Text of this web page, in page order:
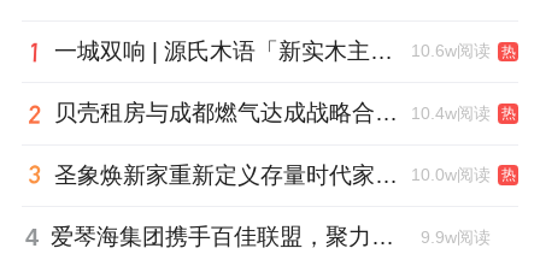
一城双响 | 源氏木语「新实木主义——黑标生活提案」发布会落地天津，黑标旗舰店盛大启幕 10.6w阅读 热
贝壳租房与成都燃气达成战略合作 打通安全巡检“最后一米” 10.4w阅读 热
圣象焕新家重新定义存量时代家居升级逻辑，筑牢说换就换的底气！ 10.0w阅读 热
4 爱琴海集团携手百佳联盟，聚力共拓存量商业新赛道 9.9w阅读